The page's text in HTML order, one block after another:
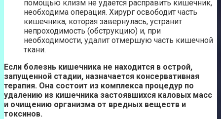
помощью клизм не удается расправить кишечник,
необходима операция. Хирург освободит часть
кишечника, которая завернулась, устранит
непроходимость (обструкцию) и, при
необходимости, удалит отмершую часть кишечной
ткани.
Если болезнь кишечника не находится в острой,
запущенной стадии, назначается консервативная
терапия. Она состоит из комплекса процедур по
удалению из кишечника застоявшихся каловых масс
и очищению организма от вредных веществ и
токсинов.